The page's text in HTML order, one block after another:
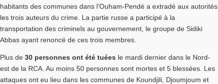
habitants des communes dans l’Ouham-Pendé a extradé aux autorités
les trois auteurs du crime. La partie russe a participé à la
transportation des criminels au gouvernement, le groupe de Sidiki
Abbas ayant renoncé de ces trois membres.
Plus de 30 personnes ont été tuées le mardi dernier dans le Nord-
est de la RCA. Au moins 50 personnes sont mortes et 5 blessées. Les
attaques ont eu lieu dans les communes de Koundjili, Djoumjoum et